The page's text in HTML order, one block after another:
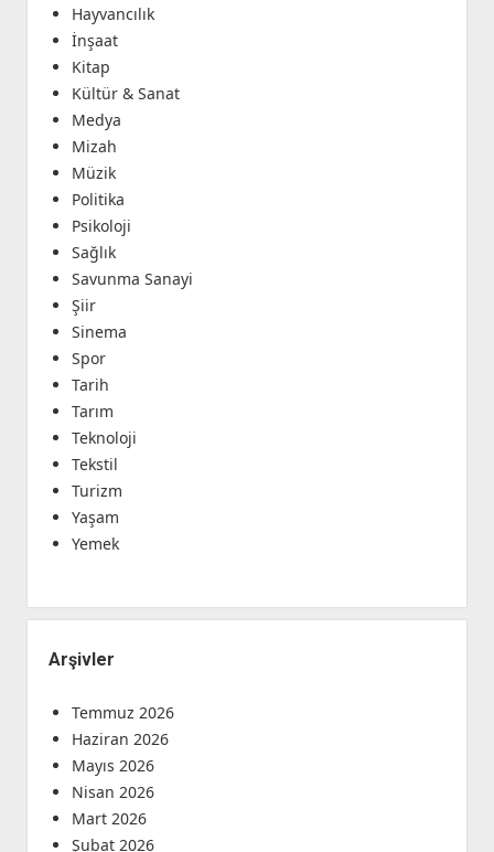
Hayvancılık
İnşaat
Kitap
Kültür & Sanat
Medya
Mizah
Müzik
Politika
Psikoloji
Sağlık
Savunma Sanayi
Şiir
Sinema
Spor
Tarih
Tarım
Teknoloji
Tekstil
Turizm
Yaşam
Yemek
Arşivler
Temmuz 2026
Haziran 2026
Mayıs 2026
Nisan 2026
Mart 2026
Şubat 2026